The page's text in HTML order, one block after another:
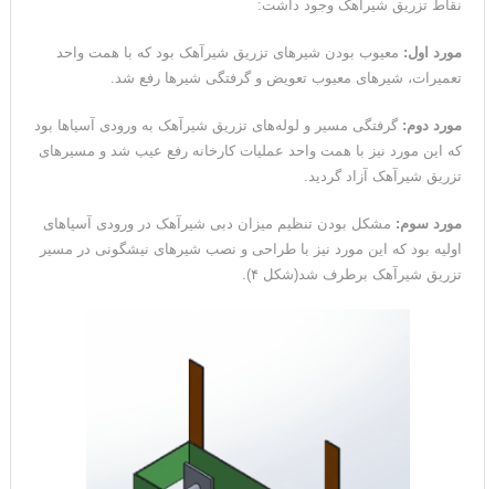
نقاط تزریق شیرآهک وجود داشت:
مورد اول: معیوب بودن شیرهای تزریق شیرآهک بود که با همت واحد
تعمیرات، شیرهای معیوب تعویض و گرفتگی شیرها رفع شد.
مورد دوم: گرفتگی مسیر و لوله‌های تزریق شیرآهک به ورودی آسیاها بود
که این مورد نیز با همت واحد عملیات کارخانه رفع عیب شد و مسیرهای
تزریق شیرآهک آزاد گردید.
مورد سوم: مشکل بودن تنظیم میزان دبی شیرآهک در ورودی آسیاهای
اولیه بود که این مورد نیز با طراحی و نصب شیرهای نیشگونی در مسیر
تزریق شیرآهک برطرف شد(شکل ۴).